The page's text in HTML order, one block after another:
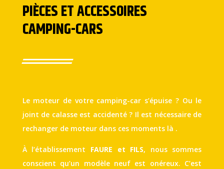
PIÈCES ET ACCESSOIRES
CAMPING-CARS
Le moteur de votre camping-car s’épuise ? Ou le
joint de calasse est accidenté ? Il est nécessaire de
rechanger de moteur dans ces moments là .
À l’établissement FAURE et FILS, nous sommes
conscient qu’un modèle neuf est onéreux. C’est